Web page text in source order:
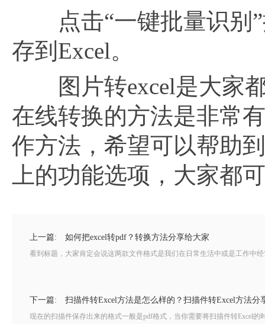
点击“一键批量识别”
存到Excel。
图片转excel是大家都
在线转换的方法是非常
作方法，希望可以帮助
上的功能选项，大家都
上一篇: 如何把excel转pdf？转换方法分享给大家
看到标题，大家肯定会说这两款文件格式是我们在日常生活中或是工作中
下一篇: 扫描件转Excel方法是怎么样的？扫描件转Excel方法分
现在的扫描件保存出来的格式一般是pdf格式，当你需要将扫描件转Excel